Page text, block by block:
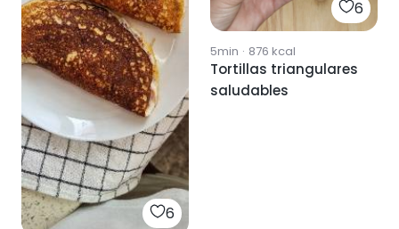
6
6
5min · 876 kcal
Tortillas triangulares
saludables